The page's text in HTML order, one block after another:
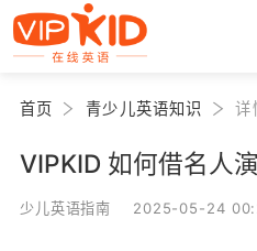
首页 青少儿英语知识 详
VIPKID 如何借名人
少儿英语指南 2025-05-24